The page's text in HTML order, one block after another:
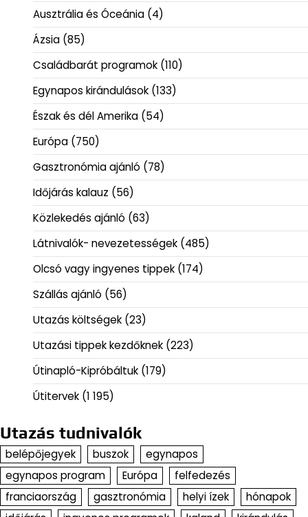
Ausztrália és Óceánia (4)
Ázsia (85)
Családbarát programok (110)
Egynapos kirándulások (133)
Észak és dél Amerika (54)
Európa (750)
Gasztronómia ajánló (78)
Időjárás kalauz (56)
Közlekedés ajánló (63)
Látnivalók- nevezetességek (485)
Olcsó vagy ingyenes tippek (174)
Szállás ajánló (56)
Utazás költségek (23)
Utazási tippek kezdőknek (223)
Útinapló-Kipróbáltuk (179)
Útitervek (1 195)
Utazás tudnivalók
belépőjegyek buszok
egynapos
egynapos program
Európa
felfedezés
franciaország
gasztronómia helyi ízek
hónapok